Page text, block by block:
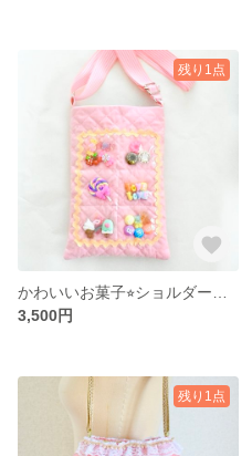
残り1点
3,500円
残り1点